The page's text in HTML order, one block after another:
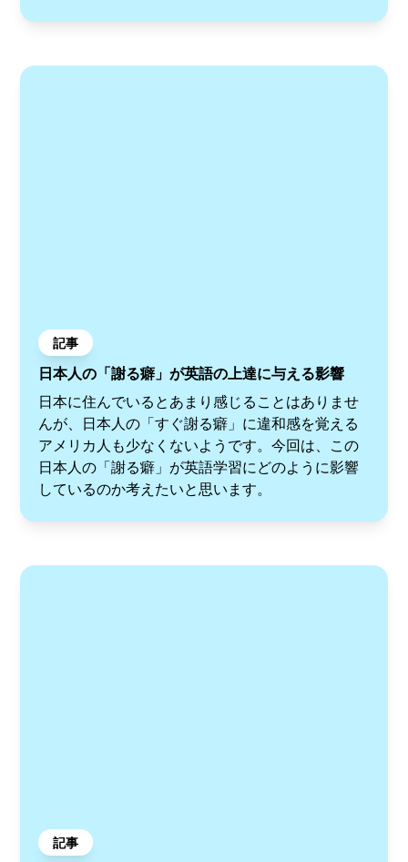
記事
日本人の「謝る癖」が英語の上達に与える影響
日本に住んでいるとあまり感じることはありませ
んが、日本人の「すぐ謝る癖」に違和感を覚える
アメリカ人も少なくないようです。今回は、この
日本人の「謝る癖」が英語学習にどのように影響
しているのか考えたいと思います。
記事